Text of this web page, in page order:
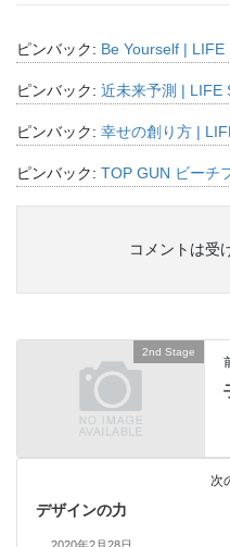
ピンバック: Be Yourself | LIFE
ピンバック: 近未来予測 | LIFE
ピンバック: 幸せの創り方 |
ピンバック: TOP GUN ビーチ
コメントは受
2nd Stage
次
デザインの力
2020年2月28日